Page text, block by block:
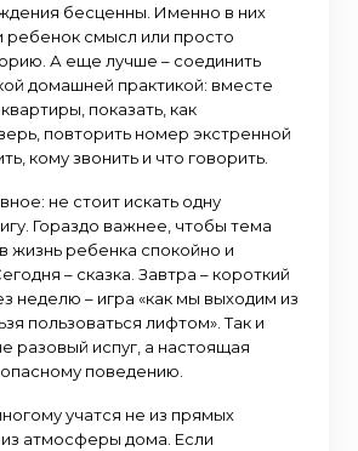
бесценны. Именно в них
ребенок смысл или просто
А еще лучше – соединить
домашней практикой: вместе
показать, как
повторить номер экстренной
кому звонить и что говорить.
не стоит искать одну
Гораздо важнее, чтобы тема
жизнь ребенка спокойно и
– сказка. Завтра – короткий
неделю – игра «как мы выходим из
пользоваться лифтом». Так и
разовый испуг, а настоящая
поведению.
учатся не из прямых
из атмосферы дома. Если